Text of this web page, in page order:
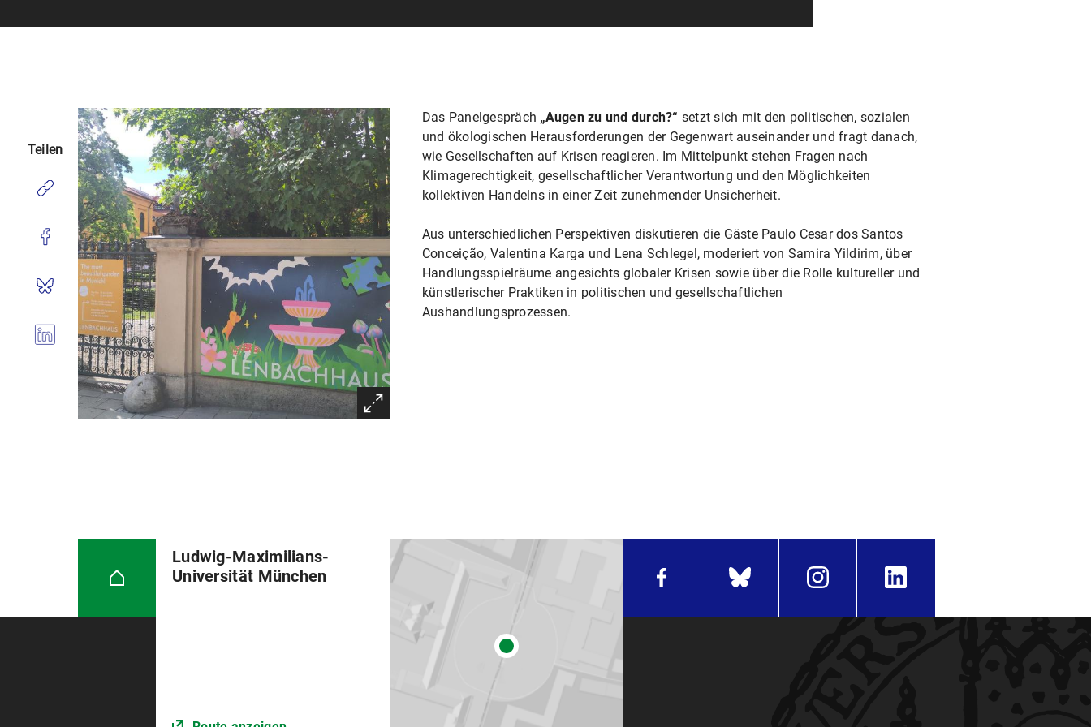
Das Panelgespräch „Augen zu und durch?“ setzt sich mit den politischen, sozialen
und ökologischen Herausforderungen der Gegenwart auseinander und fragt danach,
wie Gesellschaften auf Krisen reagieren. Im Mittelpunkt stehen Fragen nach
Klimagerechtigkeit, gesellschaftlicher Verantwortung und den Möglichkeiten
kollektiven Handelns in einer Zeit zunehmender Unsicherheit.
Aus unterschiedlichen Perspektiven diskutieren die Gäste Paulo Cesar dos Santos
Conceição, Valentina Karga und Lena Schlegel, moderiert von Samira Yildirim, über
Handlungsspielräume angesichts globaler Krisen sowie über die Rolle kultureller und
künstlerischer Praktiken in politischen und gesellschaftlichen
Aushandlungsprozessen.
Teilen
Ludwig-Maximilians-
Universität München